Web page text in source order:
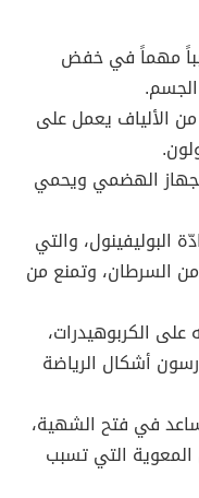
مهماً في خفض
من الألياف يعمل على
الهضمي ويحمي
والتي
السرطان، وتمنع من
على الكربوهيدرات،
أشكال الرياضة
في فتح الشهية،
التي تسبب